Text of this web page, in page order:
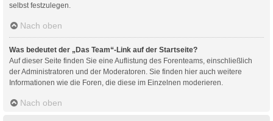
selbst festzulegen.
Nach oben
Was bedeutet der „Das Team“-Link auf der Startseite?
Auf dieser Seite finden Sie eine Auflistung des Forenteams, einschließlich
der Administratoren und der Moderatoren. Sie finden hier auch weitere
Informationen wie die Foren, die diese im Einzelnen moderieren.
Nach oben